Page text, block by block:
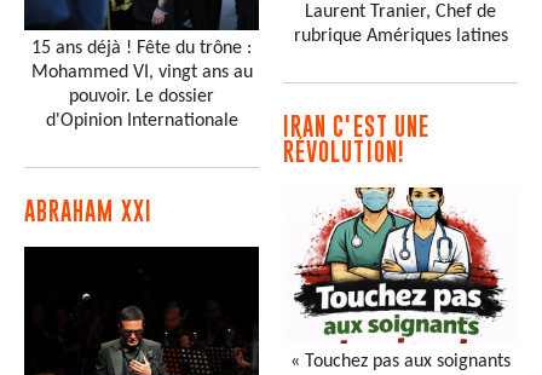
15 ans déjà ! Fête du trône :
Mohammed VI, vingt ans au
pouvoir. Le dossier
d'Opinion Internationale
ABRAHAM XXI
Laurent Tranier, Chef de
rubrique Amériques latines
IRAN C'EST UNE
RÉVOLUTION!
« Touchez pas aux soignants